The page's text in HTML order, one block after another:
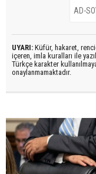
UYARI: Küfür, hakaret,
içeren, imla kuralları ile
Türkçe karakter
onaylanmamaktadır.